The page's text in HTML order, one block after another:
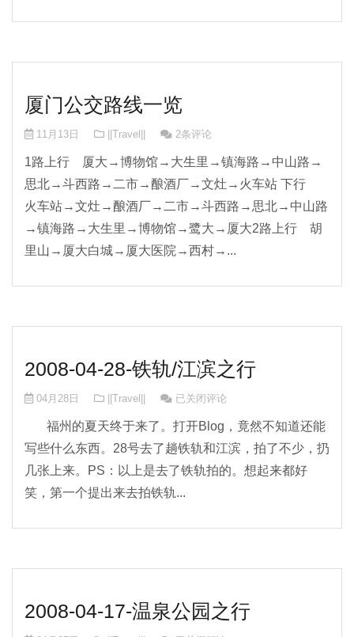
厦门公交路线一览
11月13日 ||Travel|| 2条评论
1路上行 厦大→博物馆→大生里→镇海路→中山路→
思北→斗西路→二市→酿酒厂→文灶→火车站 下行
火车站→文灶→酿酒厂→二市→斗西路→思北→中山路
→镇海路→大生里→博物馆→鹭大→厦大2路上行 胡
里山→厦大白城→厦大医院→西村→...
2008-04-28-铁轨/江滨之行
04月28日 ||Travel|| 2008-04-28-铁轨/江滨之行
已关闭评论
福州的夏天终于来了。打开Blog，竟然不知道还能
写些什么东西。28号去了趟铁轨和江滨，拍了不少，扔
几张上来。PS：以上是去了铁轨拍的。想起来都好
笑，第一个提出来去拍铁轨...
2008-04-17-温泉公园之行